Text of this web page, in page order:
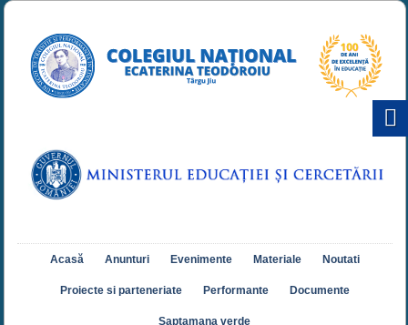
Acasă Anunturi Evenimente Materiale Noutati
Proiecte si parteneriate Performante Documente
Saptamana verde